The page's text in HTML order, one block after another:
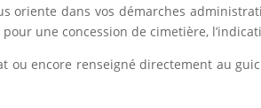
oriente dans vos démarches
une concession de cimetière,
ou encore renseigné directement au